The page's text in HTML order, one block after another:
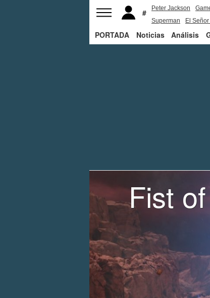
Peter Jackson
Superman
El
PORTADA Noticias Análisis
Fist